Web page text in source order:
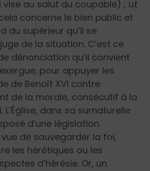
vise au salut du coupable) ; ut
concerne le bien public et
du supérieur qu’il se
de la situation. C’est ce
dénonciation qu’il convient
pour appuyer les
de Benoît XVI contre
de la morale, consécutif à la
dans sa surnaturelle
d’une législation
de sauvegarder la foi,
les hérétiques ou les
d’hérésie. Or, un